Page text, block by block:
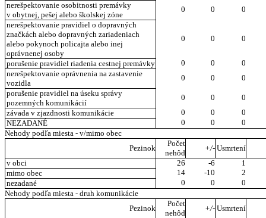
nerešpektovanie osobitnosti premávky
v obytnej, pešej alebo školskej zóne
0 0
0
nerešpektovanie pravidiel o dopravných
značkách alebo dopravných zariadeniach
alebo pokynoch policajta alebo inej
oprávnenej osoby
0 0 0
porušenie pravidiel riadenia cestnej premávky 0 0
0
nerešpektovanie oprávnenia na zastavenie
vozidla
0 0
0
porušenie pravidiel na úseku správy
pozemných komunikácií
0 0
0
závada v zjazdnosti komunikácie
0 0
0
NEZADANÉ
0 0
0
Nehody podľa miesta - v/mimo obec
Pezinok
Počet
nehôd
+/- Usmrtení
v obci
26 -6
1
mimo obec
14 -10
2
nezadané
0 0
0
Nehody podľa miesta - druh komunikácie
Pezinok
Počet
nehôd
+/- Usmrtení